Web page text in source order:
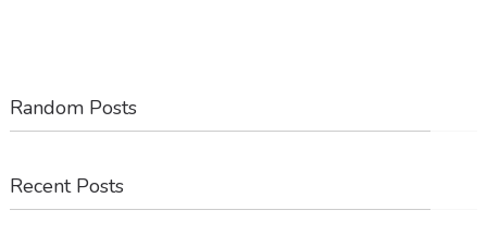
Random Posts
Recent Posts